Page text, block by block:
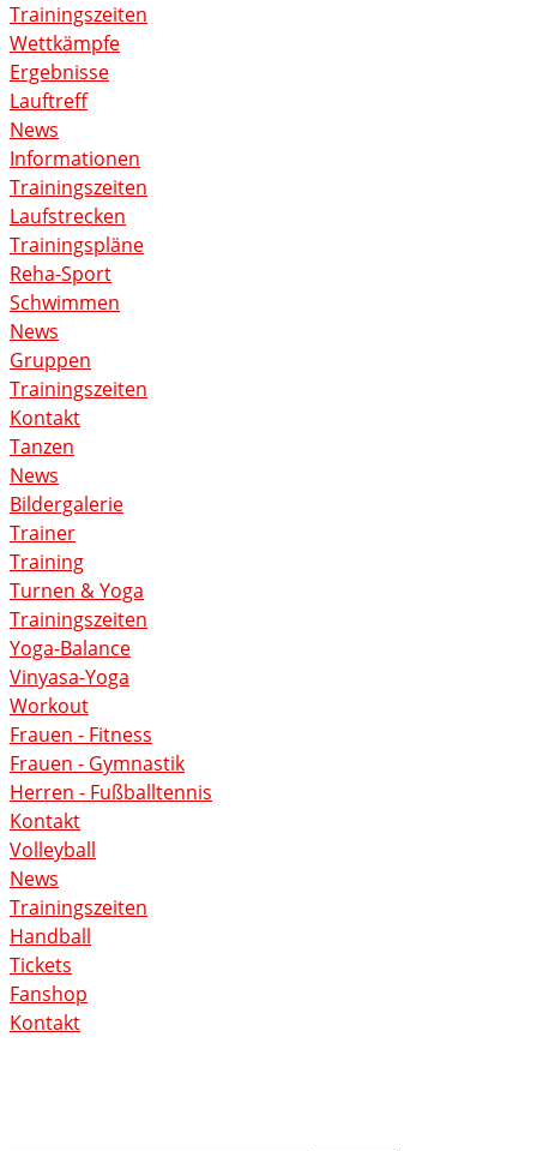
Trainingszeiten
Wettkämpfe
Ergebnisse
Lauftreff
News
Informationen
Trainingszeiten
Laufstrecken
Trainingspläne
Reha-Sport
Schwimmen
News
Gruppen
Trainingszeiten
Kontakt
Tanzen
News
Bildergalerie
Trainer
Training
Turnen & Yoga
Trainingszeiten
Yoga-Balance
Vinyasa-Yoga
Workout
Frauen - Fitness
Frauen - Gymnastik
Herren - Fußballtennis
Kontakt
Volleyball
News
Trainingszeiten
Handball
Tickets
Fanshop
Kontakt